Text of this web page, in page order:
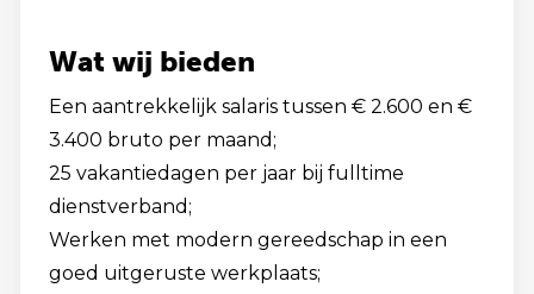
Wat wij bieden
Een aantrekkelijk salaris tussen € 2.600 en €
3.400 bruto per maand;
25 vakantiedagen per jaar bij fulltime
dienstverband;
Werken met modern gereedschap in een
goed uitgeruste werkplaats;